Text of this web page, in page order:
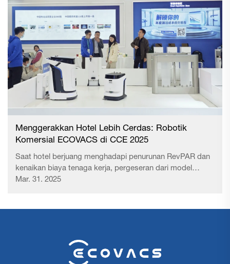
Menggerakkan Hotel Lebih Cerdas: Robotik
Komersial ECOVACS di CCE 2025
Saat hotel berjuang menghadapi penurunan RevPAR dan
kenaikan biaya tenaga kerja, pergeseran dari model
"ruang-premium" ke model "layanan-premium"
Mar. 31. 2025